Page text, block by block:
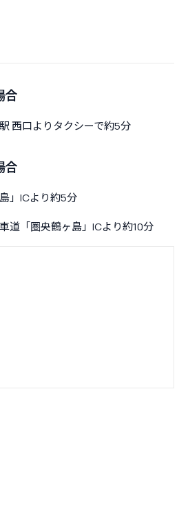
合
西口よりタクシーで約5分
合
」ICより約5分
道「圏央鶴ヶ島」ICより約10分